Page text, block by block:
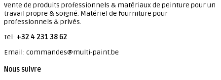
Vente de produits professionnels & matériaux de peinture pour un
travail propre & soigné. Matériel de fourniture pour
professionnels & privés.
Tel: +32 4 231 38 62
Email: commandes@multi-paint.be
Nous suivre